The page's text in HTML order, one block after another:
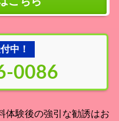
中！
0086
体験後の強引な勧誘はお